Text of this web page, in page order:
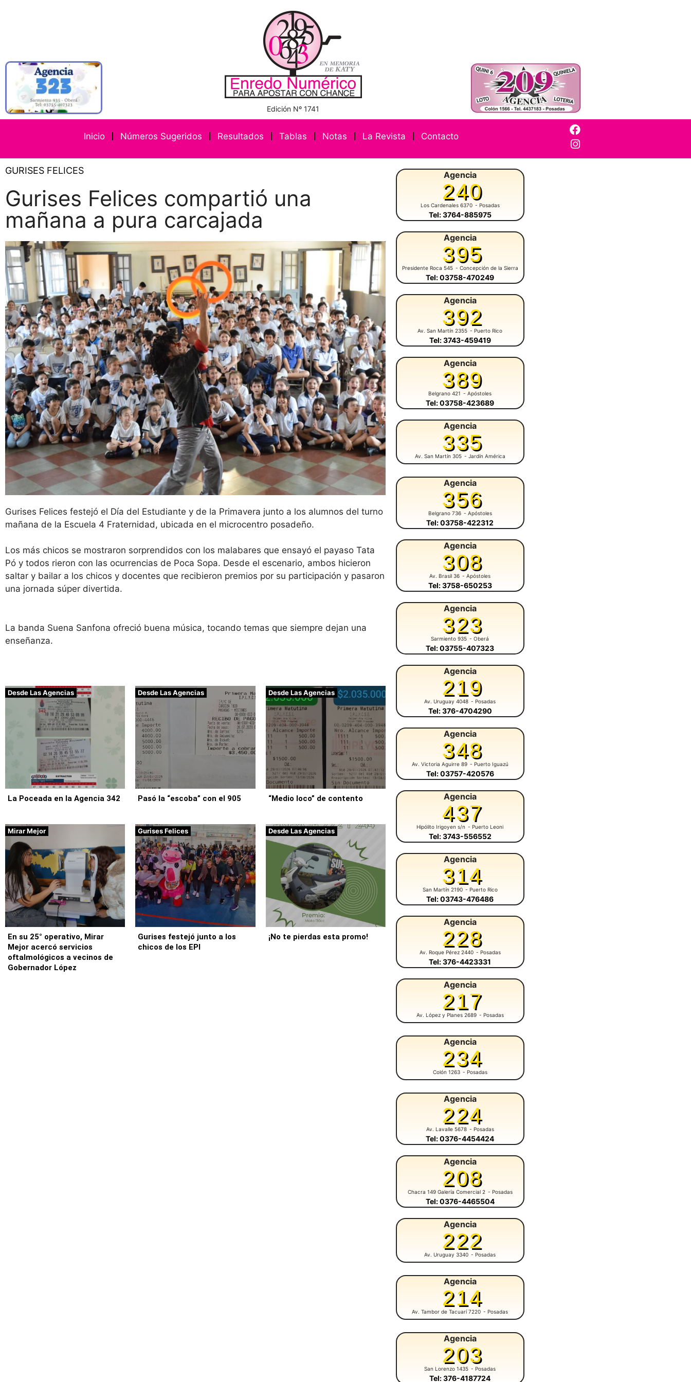
Edición Nº 1741
Inicio Números Sugeridos Resultados Tablas Notas La Revista Contacto
GURISES FELICES
Gurises Felices compartió una
mañana a pura carcajada
Gurises Felices festejó el Día del Estudiante y de la Primavera junto a los alumnos del turno
mañana de la Escuela 4 Fraternidad, ubicada en el microcentro posadeño.
Los más chicos se mostraron sorprendidos con los malabares que ensayó el payaso Tata
Pó y todos rieron con las ocurrencias de Poca Sopa. Desde el escenario, ambos hicieron
saltar y bailar a los chicos y docentes que recibieron premios por su participación y pasaron
una jornada súper divertida.
La banda Suena Sanfona ofreció buena música, tocando temas que siempre dejan una
enseñanza.
Desde Las Agencias
La Poceada en la Agencia 342
Desde Las Agencias
Pasó la “escoba” con el 905
Desde Las Agencias
“Medio loco” de contento
Mirar Mejor
En su 25° operativo, Mirar
Mejor acercó servicios
oftalmológicos a vecinos de
Gobernador López
Gurises Felices
Gurises festejó junto a los
chicos de los EPI
Desde Las Agencias
¡No te pierdas esta promo!
Agencia
240
Los Cardenales 6370 - Posadas
Tel: 3764-885975
Agencia
395
Presidente Roca 545 - Concepción de la Sierra
Tel: 03758-470249
Agencia
392
Av. San Martín 2355 - Puerto Rico
Tel: 3743-459419
Agencia
389
Belgrano 421 - Apóstoles
Tel: 03758-423689
Agencia
335
Av. San Martín 305 - Jardín América
Agencia
356
Belgrano 736 - Apóstoles
Tel: 03758-422312
Agencia
308
Av. Brasil 36 - Apóstoles
Tel: 3758-650253
Agencia
323
Sarmiento 935 - Oberá
Tel: 03755-407323
Agencia
219
Av. Uruguay 4048 - Posadas
Tel: 376-4704290
Agencia
348
Av. Victoria Aguirre 89 - Puerto Iguazú
Tel: 03757-420576
Agencia
437
Hipólito Irigoyen s/n - Puerto Leoni
Tel: 3743-556552
Agencia
314
San Martín 2190 - Puerto Rico
Tel: 03743-476486
Agencia
228
Av. Roque Pérez 2440 - Posadas
Tel: 376-4423331
Agencia
217
Av. López y Planes 2689 - Posadas
Agencia
234
Colón 1263 - Posadas
Agencia
224
Av. Lavalle 5678 - Posadas
Tel: 0376-4454424
Agencia
208
Chacra 149 Galería Comercial 2 - Posadas
Tel: 0376-4465504
Agencia
222
Av. Uruguay 3340 - Posadas
Agencia
214
Av. Tambor de Tacuarí 7220 - Posadas
Agencia
203
San Lorenzo 1435 - Posadas
Tel: 376-4187724